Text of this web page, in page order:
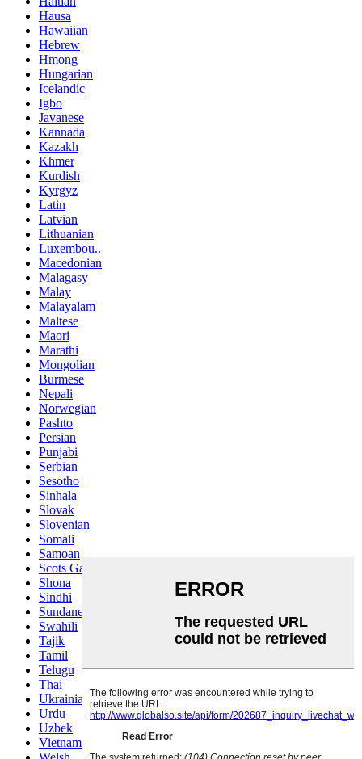
Hausa
Hawaiian
Hebrew
Hmong
Hungarian
Icelandic
Igbo
Javanese
Kannada
Kazakh
Khmer
Kurdish
Kyrgyz
Latin
Latvian
Lithuanian
Luxembou..
Macedonian
Malagasy
Malay
Malayalam
Maltese
Maori
Marathi
Mongolian
Burmese
Nepali
Norwegian
Pashto
Persian
Punjabi
Serbian
Sesotho
Sinhala
Slovak
Slovenian
Somali
Samoan
Scots Gaelic
Shona
Sindhi
Sundanese
Swahili
Tajik
Tamil
Telugu
Thai
Ukrainian
Urdu
Uzbek
Vietnamese